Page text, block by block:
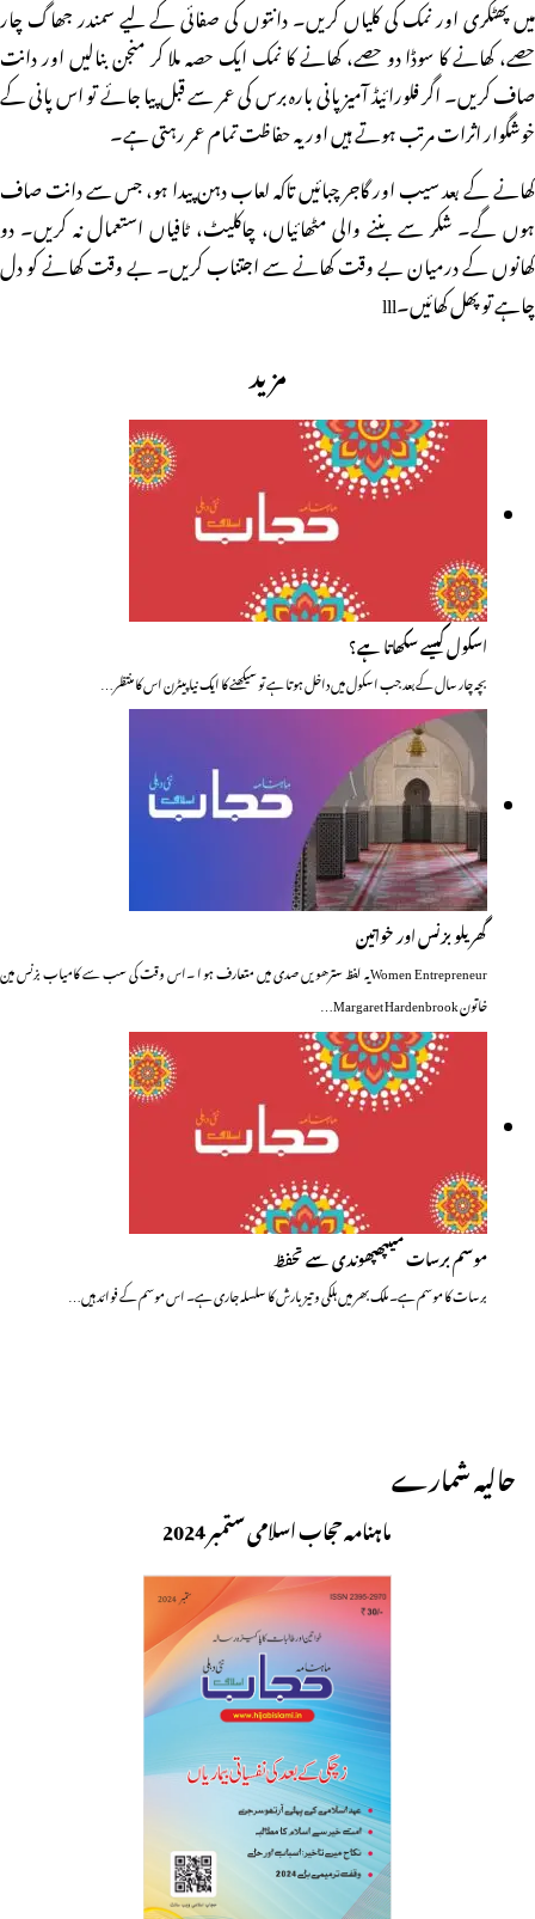
میں پھٹکری اور نمک کی کلیاں کریں۔ دانتوں کی صفائی کے لیے سمندر جھاگ چار
حصے، کھانے کا سوڈا دو حصے، کھانے کا نمک ایک حصہ ملا کر منجن بنالیں اور دانت
صاف کریں۔ اگر فلورائیڈ آمیز پانی بارہ برس کی عمر سے قبل پیا جائے تو اس پانی کے
خوشگوار اثرات مرتب ہوتے ہیں اور یہ حفاظت تمام عمر رہتی ہے۔
کھانے کے بعد سیب اور گاجر چبائیں تاکہ لعاب دہن پیدا ہو، جس سے دانت صاف
ہوں گے۔ شکر سے بننے والی مٹھائیاں، چاکلیٹ، ٹافیاں استعمال نہ کریں۔ دو
کھانوں کے درمیان بے وقت کھانے سے اجتناب کریں۔ بے وقت کھانے کو دل
چاہے تو پھل کھائیں۔lll
مزید
اسکول کیسے سکھاتا ہے؟
بچہ چار سال کے بعد جب اسکول میں داخل ہوتا ہے تو سیکھنے کا ایک نیا پیٹرن اس کا منتظر…
گھریلو بزنس اور خواتین
Women Entrepreneurیہ لفظ سترھویں صدی میں متعارف ہو ا ۔اس وقت کی سب سے کامیاب بزنس مین
خاتون Margaret Hardenbrook…
موسم برسات میںپھپھوندی سے تحفظ
برسات کا موسم ہے۔ ملک بھر میں ہلکی و تیز بارش کا سلسلہ جاری ہے۔ اس موسم کے فوائد ہیں…
حالیہ شمارے
ماہنامہ حجاب اسلامی ستمبر 2024